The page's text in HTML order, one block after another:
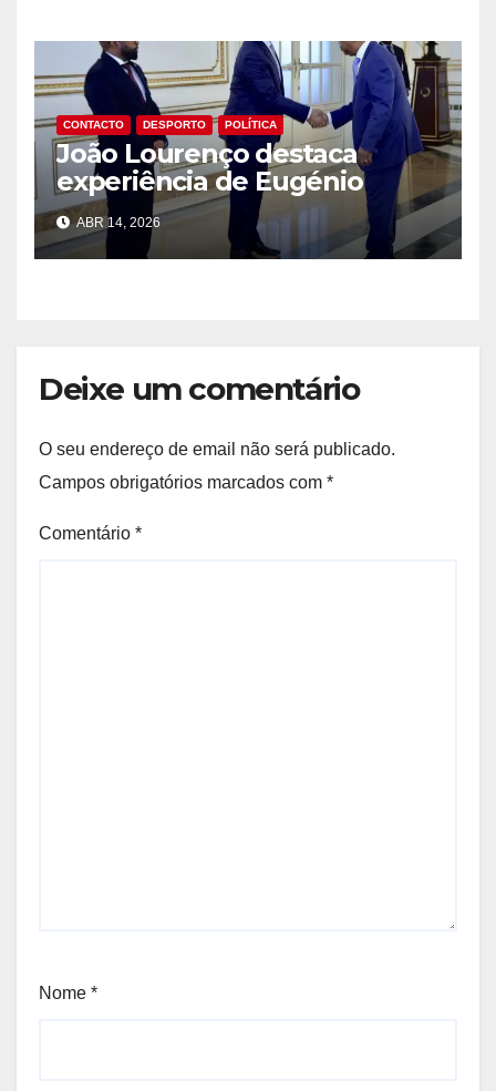
CONTACTO DESPORTO POLÍTICA
João Lourenço destaca
experiência de Eugénio
Laborinho
ABR 14, 2026
Deixe um comentário
O seu endereço de email não será publicado.
Campos obrigatórios marcados com *
Comentário *
Nome *